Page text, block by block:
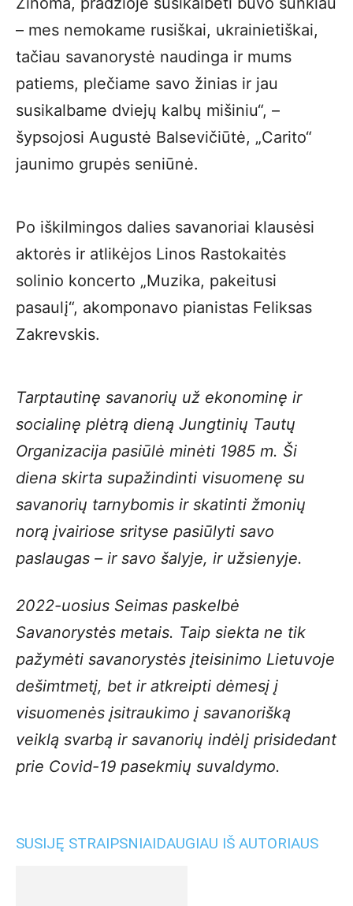
– mes nemokame rusiškai, ukrainietiškai,
tačiau savanorystė naudinga ir mums
patiems, plečiame savo žinias ir jau
susikalbame dviejų kalbų mišiniu“, –
šypsojosi Augustė Balsevičiūtė, „Carito“
jaunimo grupės seniūnė.
Po iškilmingos dalies savanoriai klausėsi
aktorės ir atlikėjos Linos Rastokaitės
solinio koncerto „Muzika, pakeitusi
pasaulį“, akomponavo pianistas Feliksas
Zakrevskis.
Tarptautinę savanorių už ekonominę ir
socialinę plėtrą dieną Jungtinių Tautų
Organizacija pasiūlė minėti 1985 m. Ši
diena skirta supažindinti visuomenę su
savanorių tarnybomis ir skatinti žmonių
norą įvairiose srityse pasiūlyti savo
paslaugas – ir savo šalyje, ir užsienyje.
2022-uosius Seimas paskelbė
Savanorystės metais. Taip siekta ne tik
pažymėti savanorystės įteisinimo Lietuvoje
dešimtmetį, bet ir atkreipti dėmesį į
visuomenės įsitraukimo į savanorišką
veiklą svarbą ir savanorių indėlį prisidedant
prie Covid-19 pasekmių suvaldymo.
SUSIJĘ STRAIPSNIAIDAUGIAU IŠ AUTORIAUS